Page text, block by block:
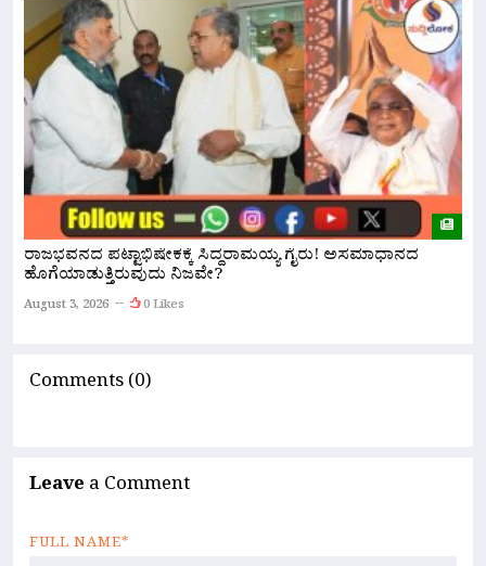
ರಾಜಭವನದ ಪಟ್ಟಾಭಿಷೇಕಕ್ಕೆ ಸಿದ್ದರಾಮಯ್ಯ ಗೈರು! ಅಸಮಾಧಾನದ
ಹೊಗೆಯಾಡುತ್ತಿರುವುದು ನಿಜವೇ?
August 3, 2026 0 Likes
Comments (0)
Leave a Comment
FULL NAME*